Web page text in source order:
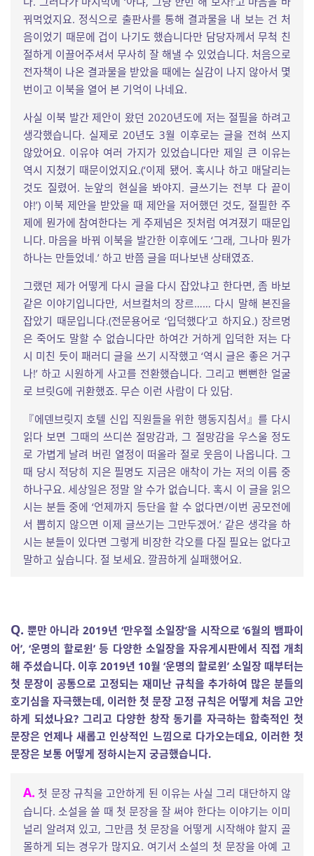
꿔먹었지요. 정식으로 출판사를 통해 결과물을 내 보는 건 처
음이었기 때문에 겁이 나기도 했습니다만 담당자께서 무척 친
절하게 이끌어주셔서 무사히 잘 해낼 수 있었습니다. 처음으로
전자책이 나온 결과물을 받았을 때에는 실감이 나지 않아서 몇
번이고 이북을 열어 본 기억이 나네요.
사실 이북 발간 제안이 왔던 2020년도에 저는 절필을 하려고
생각했습니다. 실제로 20년도 3월 이후로는 글을 전혀 쓰지
않았어요. 이유야 여러 가지가 있었습니다만 제일 큰 이유는
역시 지쳤기 때문이었지요.(‘이제 됐어. 혹시나 하고 매달리는
것도 질렸어. 눈앞의 현실을 봐야지. 글쓰기는 전부 다 끝이
야!’) 이북 제안을 받았을 때 제안을 저어했던 것도, 절필한 주
제에 뭔가에 참여한다는 게 주제넘은 짓처럼 여겨졌기 때문입
니다. 마음을 바꿔 이북을 발간한 이후에도 ‘그래, 그나마 뭔가
하나는 만들었네.’ 하고 반쯤 글을 떠나보낸 상태였죠.
그랬던 제가 어떻게 다시 글을 다시 잡았냐고 한다면, 좀 바보
같은 이야기입니다만, 서브컬처의 장르…… 다시 말해 본진을
잡았기 때문입니다.(전문용어로 ‘입덕했다’고 하지요.) 장르명
은 죽어도 말할 수 없습니다만 하여간 거하게 입덕한 저는 다
시 미친 듯이 패러디 글을 쓰기 시작했고 ‘역시 글은 좋은 거구
나!’ 하고 시원하게 사고를 전환했습니다. 그리고 뻔뻔한 얼굴
로 브릿G에 귀환했죠. 무슨 이런 사람이 다 있담.
『에덴브릿지 호텔 신입 직원들을 위한 행동지침서』를 다시
읽다 보면 그때의 쓰디쓴 절망감과, 그 절망감을 우스울 정도
로 가볍게 날려 버린 열정이 떠올라 절로 웃음이 나옵니다. 그
때 당시 적당히 지은 필명도 지금은 애착이 가는 저의 이름 중
하나구요. 세상일은 정말 알 수가 없습니다. 혹시 이 글을 읽으
시는 분들 중에 ‘언제까지 등단을 할 수 없다면/이번 공모전에
서 뽑히지 않으면 이제 글쓰기는 그만두겠어.’ 같은 생각을 하
시는 분들이 있다면 그렇게 비장한 각오를 다질 필요는 없다고
말하고 싶습니다. 절 보세요. 깔끔하게 실패했어요.
Q. 뿐만 아니라 2019년 ‘만우절 소일장’을 시작으로 ‘6월의 뱀파이
어’, ‘운명의 할로윈’ 등 다양한 소일장을 자유게시판에서 직접 개최
해 주셨습니다. 이후 2019년 10월 ‘운명의 할로윈’ 소일장 때부터는
첫 문장이 공통으로 고정되는 재미난 규칙을 추가하여 많은 분들의
호기심을 자극했는데, 이러한 첫 문장 고정 규칙은 어떻게 처음 고안
하게 되셨나요? 그리고 다양한 창작 동기를 자극하는 함축적인 첫
문장은 언제나 새롭고 인상적인 느낌으로 다가오는데요, 이러한 첫
문장은 보통 어떻게 정하시는지 궁금했습니다.
A. 첫 문장 규칙을 고안하게 된 이유는 사실 그리 대단하지 않
습니다. 소설을 쓸 때 첫 문장을 잘 써야 한다는 이야기는 이미
널리 알려져 있고, 그만큼 첫 문장을 어떻게 시작해야 할지 골
몰하게 되는 경우가 많지요. 여기서 소설의 첫 문장을 아예 고